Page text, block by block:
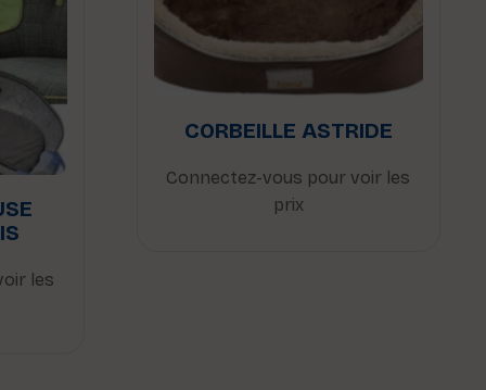
les
CORBEILLE ASTRIDE
Connectez-vous pour voir les
prix